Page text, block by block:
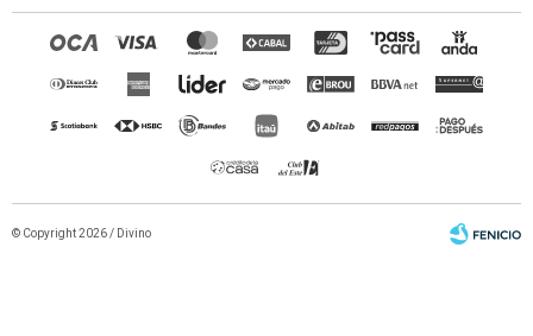
© Copyright 2026 / Divino